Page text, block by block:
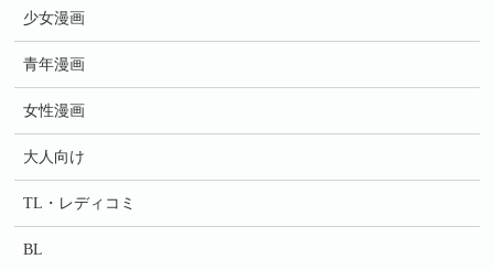
少女漫画
青年漫画
女性漫画
大人向け
TL・レディコミ
BL